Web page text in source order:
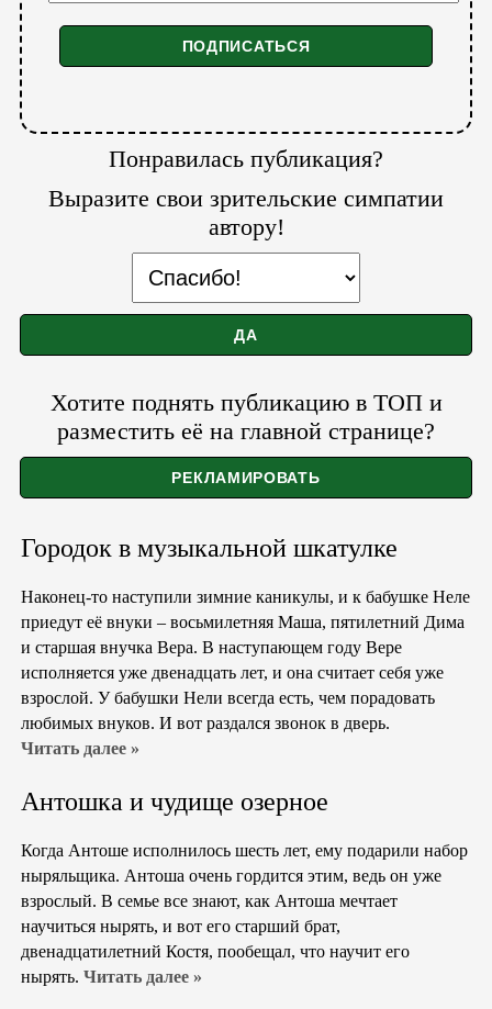
Понравилась публикация?
Выразите свои зрительские симпатии
автору!
Хотите поднять публикацию в ТОП и
разместить её на главной странице?
Городок в музыкальной шкатулке
Наконец-то наступили зимние каникулы, и к бабушке Неле
приедут её внуки – восьмилетняя Маша, пятилетний Дима
и старшая внучка Вера. В наступающем году Вере
исполняется уже двенадцать лет, и она считает себя уже
взрослой. У бабушки Нели всегда есть, чем порадовать
любимых внуков. И вот раздался звонок в дверь.
Читать далее »
Антошка и чудище озерное
Когда Антоше исполнилось шесть лет, ему подарили набор
ныряльщика. Антоша очень гордится этим, ведь он уже
взрослый. В семье все знают, как Антоша мечтает
научиться нырять, и вот его старший брат,
двенадцатилетний Костя, пообещал, что научит его
нырять. Читать далее »